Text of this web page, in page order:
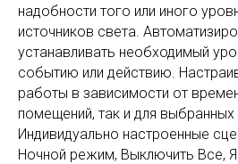
надобности того или иного
источников света.
устанавливать необходимый
событию или действию.
работы в зависимости от
помещений, так и для выбранных
Индивидуально настроенные
Ночной режим, Выключить Все,